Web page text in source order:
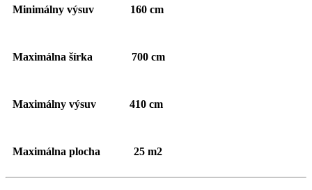
Minimálny výsuv 160 cm
Maximálna šírka 700 cm
Maximálny výsuv 410 cm
Maximálna plocha 25 m2